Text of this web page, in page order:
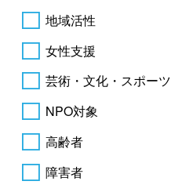
地域活性
女性支援
芸術・文化・スポーツ
NPO対象
高齢者
障害者